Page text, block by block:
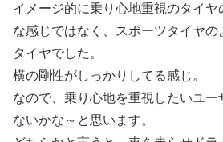
イメージ的に乗り心地重視のタイヤ
な感じではなく、スポーツタイヤ
タイヤでした。
横の剛性がしっかりしてる感じ。
なので、乗り心地を重視したいユ
ないかな～と思います。